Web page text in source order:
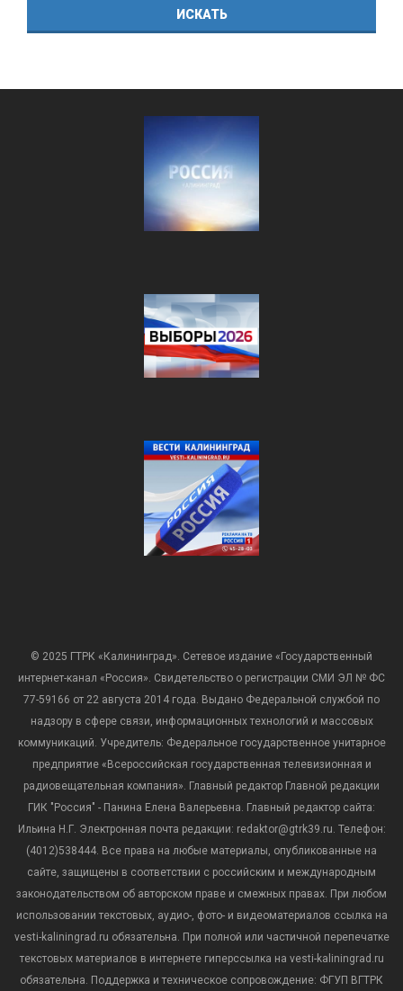
© 2025 ГТРК «Калининград». Сетевое издание «Государственный
интернет-канал «Россия». Свидетельство о регистрации СМИ ЭЛ № ФС
77-59166 от 22 августа 2014 года. Выдано Федеральной службой по
надзору в сфере связи, информационных технологий и массовых
коммуникаций. Учредитель: Федеральное государственное унитарное
предприятие «Всероссийская государственная телевизионная и
радиовещательная компания». Главный редактор Главной редакции
ГИК "Россия" - Панина Елена Валерьевна. Главный редактор сайта:
Ильина Н.Г. Электронная почта редакции: redaktor@gtrk39.ru. Телефон:
(4012)538444. Все права на любые материалы, опубликованные на
сайте, защищены в соответствии с российским и международным
законодательством об авторском праве и смежных правах. При любом
использовании текстовых, аудио-, фото- и видеоматериалов ссылка на
vesti-kaliningrad.ru обязательна. При полной или частичной перепечатке
текстовых материалов в интернете гиперссылка на vesti-kaliningrad.ru
обязательна. Поддержка и техническое сопровождение: ФГУП ВГТРК